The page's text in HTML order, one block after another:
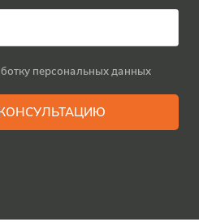
персональных данных